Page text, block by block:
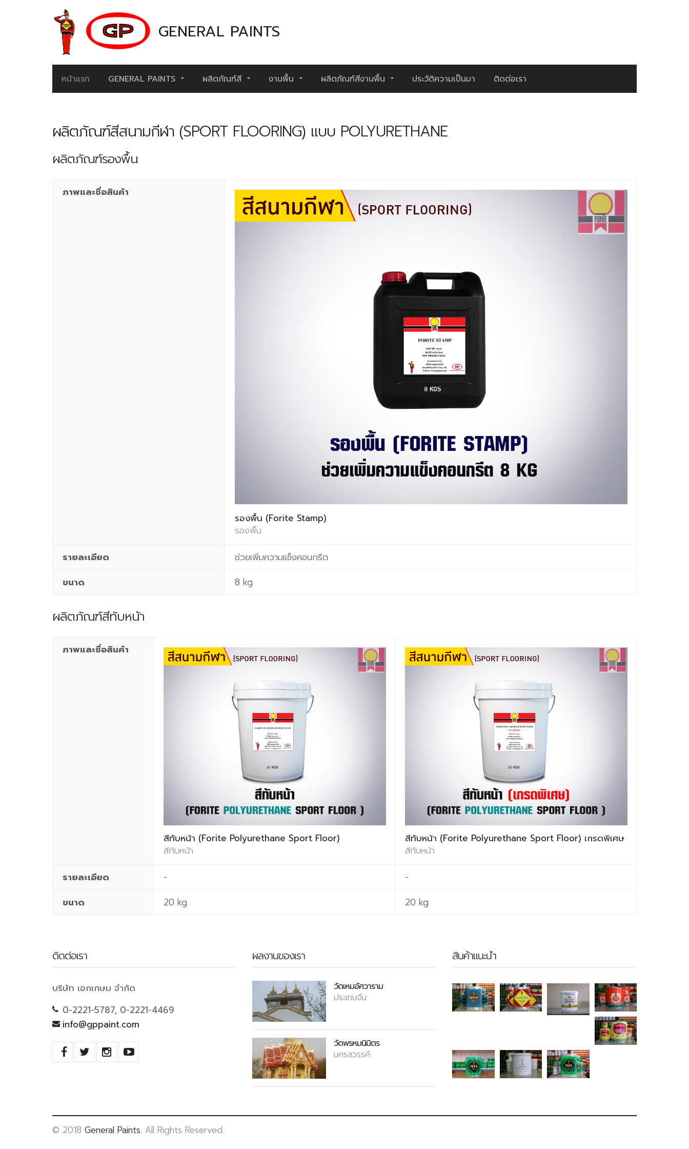
GENERAL PAINTS
หน้าแรก GENERAL PAINTS ผลิตภัณฑ์สี งานพื้น ผลิตภัณฑ์สีงานพื้น ประวัติความเป็นมา ติดต่อเรา
ผลิตภัณฑ์สีสนามกีฬา (SPORT FLOORING) แบบ POLYURETHANE
ผลิตภัณฑ์รองพื้น
ภาพและชื่อสินค้า
รองพื้น (Forite Stamp)
รองพื้น
รายละเอียด
ช่วยเพิ่มความแข็งคอนกรีต
ขนาด
8 kg
ผลิตภัณฑ์สีทับหน้า
ภาพและชื่อสินค้า
สีทับหน้า (Forite Polyurethane Sport Floor)
สีทับหน้า
สีทับหน้า (Forite Polyurethane Sport Floor) เกรดพิเศษ
สีทับหน้า
รายละเอียด
-
-
ขนาด
20 kg 20 kg
ติดต่อเรา
บริษัท เอกเกษม จำกัด
0-2221-5787, 0-2221-4469
info@gppaint.com
ผลงานของเรา
วัดเหมอัศวาราม
ประเทษจีน
วัดพรหมนิมิตร
นครสวรรค์
สินค้าแนะนำ
© 2018 General Paints. All Rights Reserved.